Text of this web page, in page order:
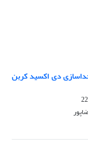
دی اکسید کربن